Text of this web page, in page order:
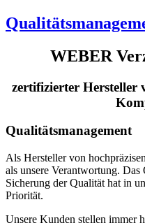
WEBER
zertifizierter Hersteller
Qualitätsmanagement
Als Hersteller von
als unsere Verantwortung.
Sicherung der Qualität hat in
Priorität.
Unsere Kunden stellen immer